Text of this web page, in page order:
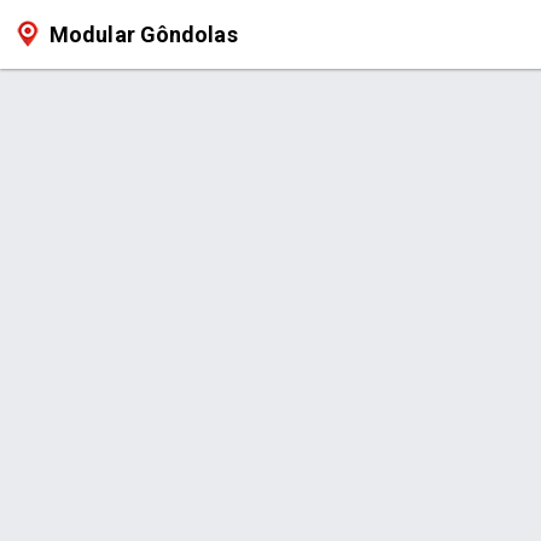
Modular Gôndolas